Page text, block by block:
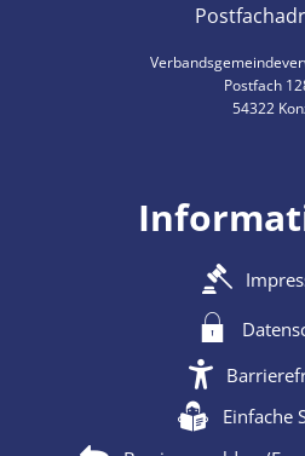
Postfach
54322
Einfache